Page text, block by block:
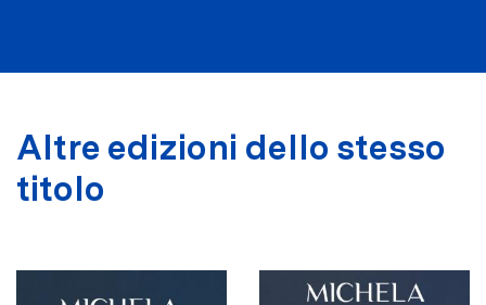
Altre edizioni dello stesso
titolo